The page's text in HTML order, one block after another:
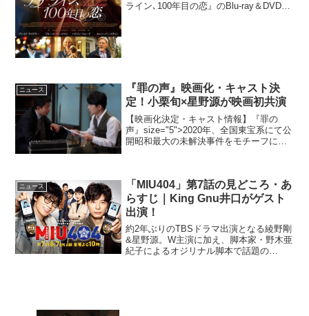
ライン､100年目の恋』のBlu-ray＆DVDが
ニュース
『罪の声』映画化・キャスト決
定！小栗旬×星野源が映画初共演
【映画化決定・キャスト情報】『罪の
声』size="5">2020年、全国東宝系にて公
開昭和最大の未解決事件をモチーフにし
は、20...
ニュース
「MIU404」第7話の見どころ・あ
らすじ｜King Gnu井口がゲスト
出演！
約2年ぶりのTBSドラマ出演となる綾野剛
&星野源。W主演に加え、脚本家・野木亜
紀子によるオジリナル脚本で話題の